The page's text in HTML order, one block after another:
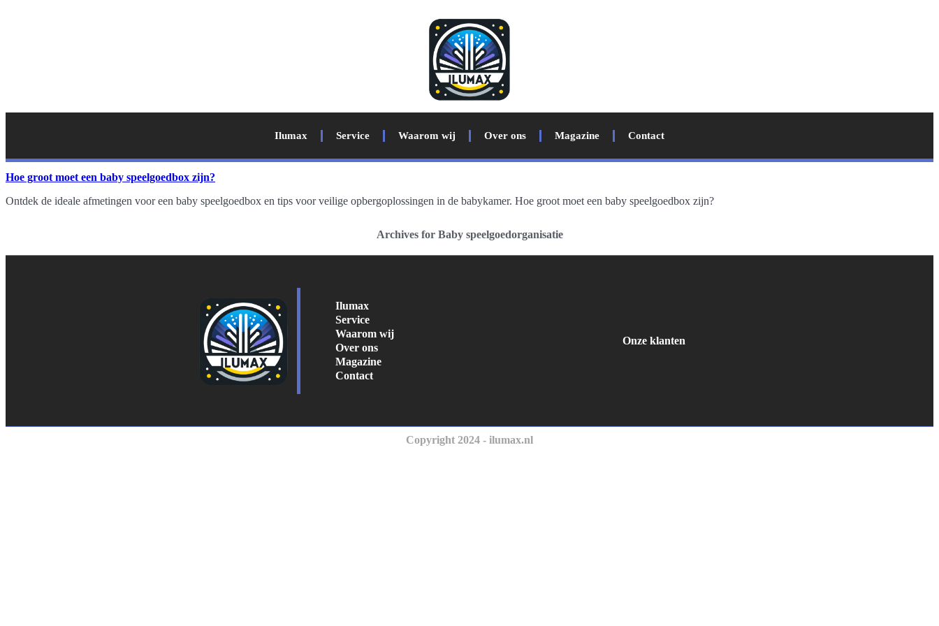
Ilumax Service Waarom wij Over ons Magazine Contact
Hoe groot moet een baby speelgoedbox zijn?
Ontdek de ideale afmetingen voor een baby speelgoedbox en tips voor veilige opbergoplossingen in de babykamer. Hoe groot moet een baby speelgoedbox zijn?
Archives for Baby speelgoedorganisatie
Ilumax
Service
Waarom wij
Over ons
Magazine
Contact
Onze klanten
Copyright 2024 - ilumax.nl